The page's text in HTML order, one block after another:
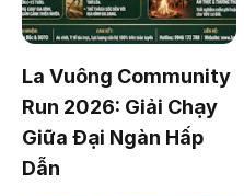
La Vuông Community
Run 2026: Giải Chạy
Giữa Đại Ngàn Hấp
Dẫn